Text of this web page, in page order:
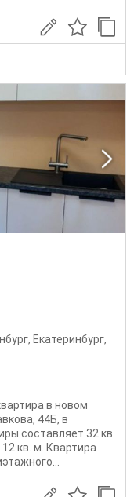
, Екатеринбург,
в новом
44Б, в
составляет 32 кв.
кв. м. Квартира